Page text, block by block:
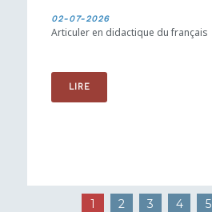
02-07-2026
Articuler en didactique du français
LIRE
1 2 3 4 5